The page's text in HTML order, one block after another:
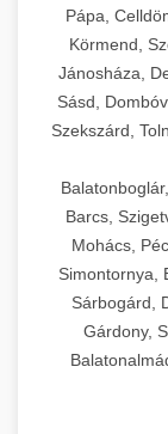
🍞 20.
🔪 21.
Ipari hús-
📦 22.
🎁 23.
Ipari
Pápa,
Körmend,
Jánosháza,
Sásd,
Szekszárd,
Barcs,
Mohács,
Simontornya,
Sárbogárd,
Gárdony,